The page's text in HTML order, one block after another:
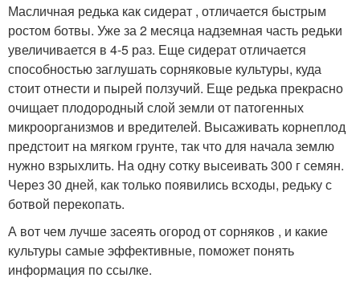
Масличная редька как сидерат , отличается быстрым
ростом ботвы. Уже за 2 месяца надземная часть редьки
увеличивается в 4-5 раз. Еще сидерат отличается
способностью заглушать сорняковые культуры, куда
стоит отнести и пырей ползучий. Еще редька прекрасно
очищает плодородный слой земли от патогенных
микроорганизмов и вредителей. Высаживать корнеплод
предстоит на мягком грунте, так что для начала землю
нужно взрыхлить. На одну сотку высеивать 300 г семян.
Через 30 дней, как только появились всходы, редьку с
ботвой перекопать.
А вот чем лучше засеять огород от сорняков , и какие
культуры самые эффективные, поможет понять
информация по ссылке.